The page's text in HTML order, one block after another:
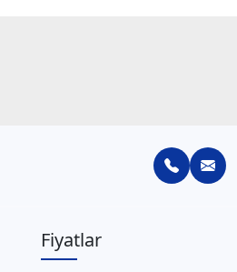
Fiyatlar